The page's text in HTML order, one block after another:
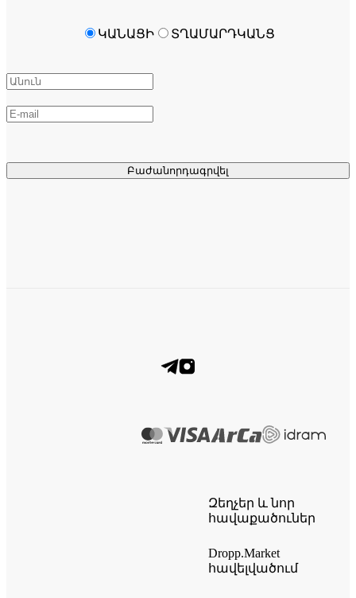
Բաժանորդագրվել
ԿԱՆԱՑԻ ՏՂԱՄԱՐԴԿԱՆՑ
Զեղչեր և նոր
հավաքածուներ
Dropp.Market
հավելվածում